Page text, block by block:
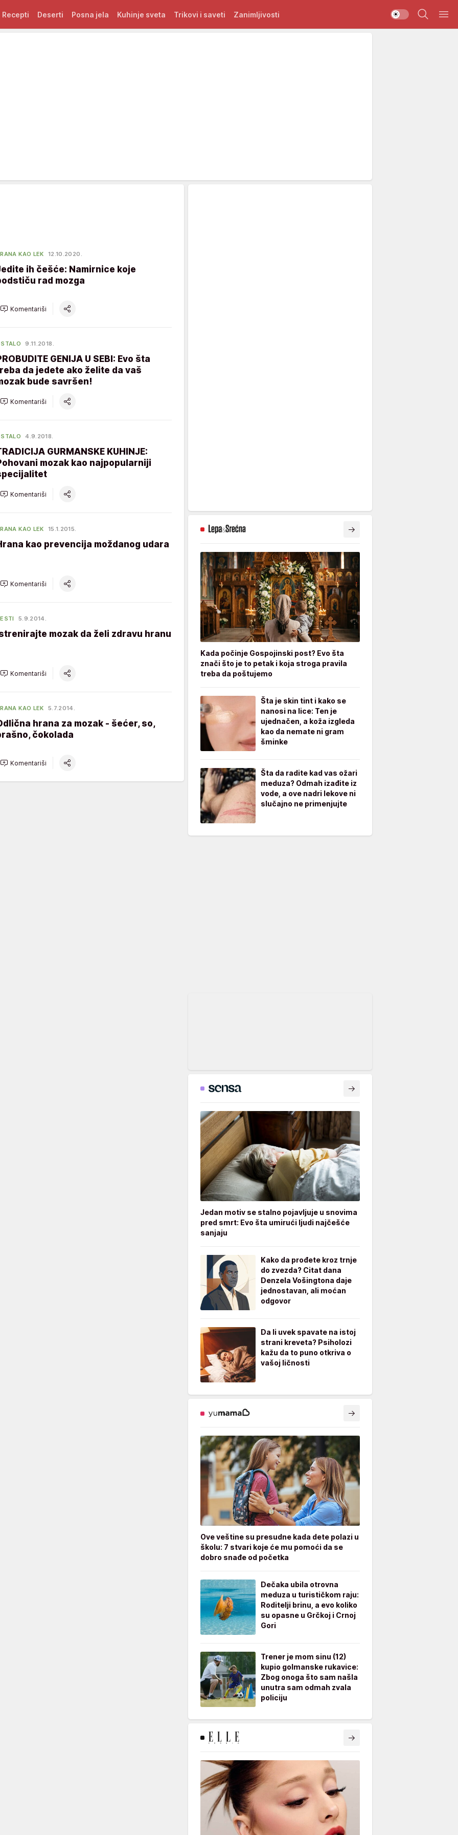
Recepti Deserti Posna jela Kuhinje sveta Trikovi i saveti Zanimljivosti
KAO LEK 12.10.2020.
ih češće: Namirnice koje
rad mozga
Komentariši
9.11.2018.
GENIJA U SEBI: Evo šta
da jedete ako želite da vaš
bude savršen!
Komentariši
4.9.2018.
GURMANSKE KUHINJE:
mozak kao najpopularniji
Komentariši
KAO LEK 15.1.2015.
kao prevencija moždanog udara
Komentariši
5.9.2014.
mozak da želi zdravu hranu
Komentariši
KAO LEK 5.7.2014.
hrana za mozak - šećer, so,
čokolada
Komentariši
Kada počinje Gospojinski post? Evo šta
znači što je to petak i koja stroga pravila
treba da poštujemo
Šta je skin tint i kako se
nanosi na lice: Ten je
ujednačen, a koža izgleda
kao da nemate ni gram
šminke
Šta da radite kad vas ožari
meduza? Odmah izađite iz
vode, a ove nadri lekove ni
slučajno ne primenjujte
Jedan motiv se stalno pojavljuje u snovima
pred smrt: Evo šta umirući ljudi najčešće
sanjaju
Kako da prođete kroz trnje
do zvezda? Citat dana
Denzela Vošingtona daje
jednostavan, ali moćan
odgovor
Da li uvek spavate na istoj
strani kreveta? Psiholozi
kažu da to puno otkriva o
vašoj ličnosti
Ove veštine su presudne kada dete polazi u
školu: 7 stvari koje će mu pomoći da se
dobro snađe od početka
Dečaka ubila otrovna
meduza u turističkom raju:
Roditelji brinu, a evo koliko
su opasne u Grčkoj i Crnoj
Gori
Trener je mom sinu (12)
kupio golmanske rukavice:
Zbog onoga što sam našla
unutra sam odmah zvala
policiju